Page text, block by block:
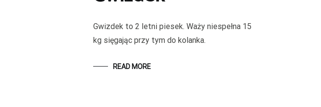
Gwizdek to 2 letni piesek. Waży niespełna 15
kg sięgając przy tym do kolanka.
READ MORE